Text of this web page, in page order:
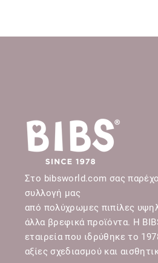
Στο bibsworld.com σας
συλλογή μας
από πολύχρωμες πιπίλες
άλλα βρεφικά προϊόντα. Η
εταιρεία που ιδρύθηκε το
αξίες σχεδιασμού και